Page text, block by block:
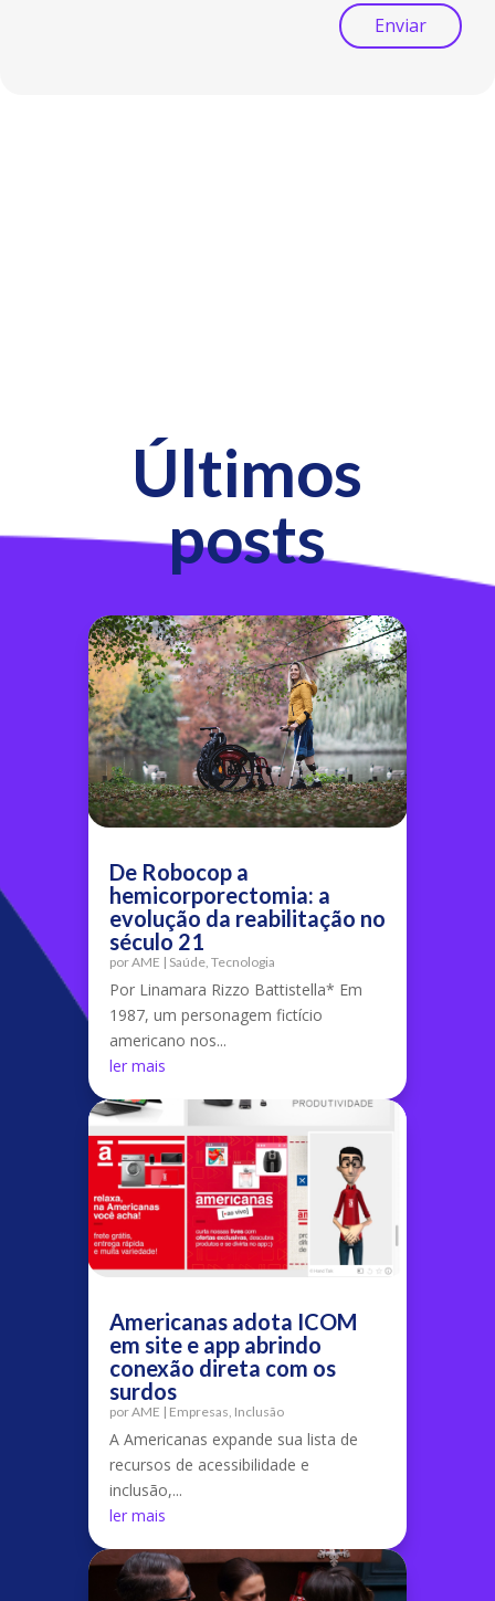
Enviar
Últimos
posts
De Robocop a
hemicorporectomia: a
evolução da reabilitação no
século 21
porAME | Saúde, Tecnologia
Por Linamara Rizzo Battistella* Em
1987, um personagem fictício
americano nos...
ler mais
Americanas adota ICOM
em site e app abrindo
conexão direta com os
surdos
porAME | Empresas Inclusão
A Americanas expande sua lista de
recursos de acessibilidade e
inclusão,...
ler mais